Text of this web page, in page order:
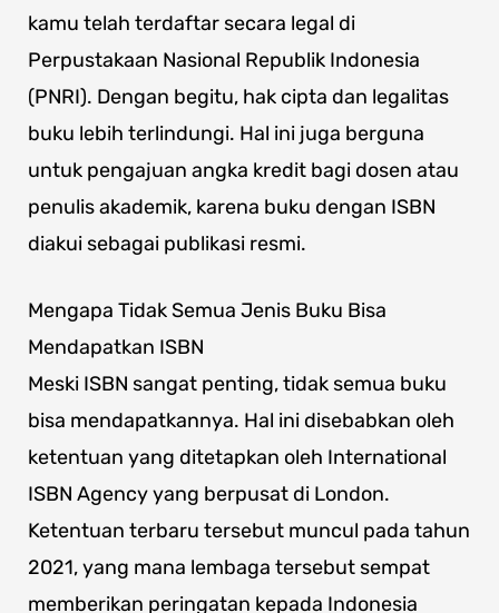
kamu telah terdaftar secara legal di
Perpustakaan Nasional Republik Indonesia
(PNRI). Dengan begitu, hak cipta dan legalitas
buku lebih terlindungi. Hal ini juga berguna
untuk pengajuan angka kredit bagi dosen atau
penulis akademik, karena buku dengan ISBN
diakui sebagai publikasi resmi.
Mengapa Tidak Semua Jenis Buku Bisa
Mendapatkan ISBN
Meski ISBN sangat penting, tidak semua buku
bisa mendapatkannya. Hal ini disebabkan oleh
ketentuan yang ditetapkan oleh International
ISBN Agency yang berpusat di London.
Ketentuan terbaru tersebut muncul pada tahun
2021, yang mana lembaga tersebut sempat
memberikan peringatan kepada Indonesia